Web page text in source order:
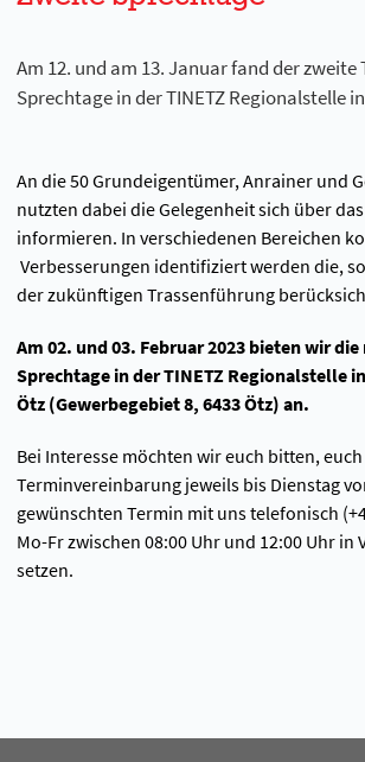
Am 12. und am 13. Januar fand der zweite
Sprechtage in der TINETZ Regionalstelle
An die 50 Grundeigentümer, Anrainer und
nutzten dabei die Gelegenheit sich über
informieren. In verschiedenen Bereichen
Verbesserungen identifiziert werden die,
der zukünftigen Trassenführung
Am 02. und 03. Februar 2023 bieten wir die
Sprechtage in der TINETZ Regionalstelle in
Ötz (Gewerbegebiet 8, 6433 Ötz) an.
Bei Interesse möchten wir euch bitten, euch
Terminvereinbarung jeweils bis Dienstag
gewünschten Termin mit uns telefonisch
Mo-Fr zwischen 08:00 Uhr und 12:00 Uhr in
setzen.